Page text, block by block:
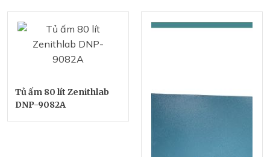
Tủ ấm 80 lít Zenithlab
DNP-9082A